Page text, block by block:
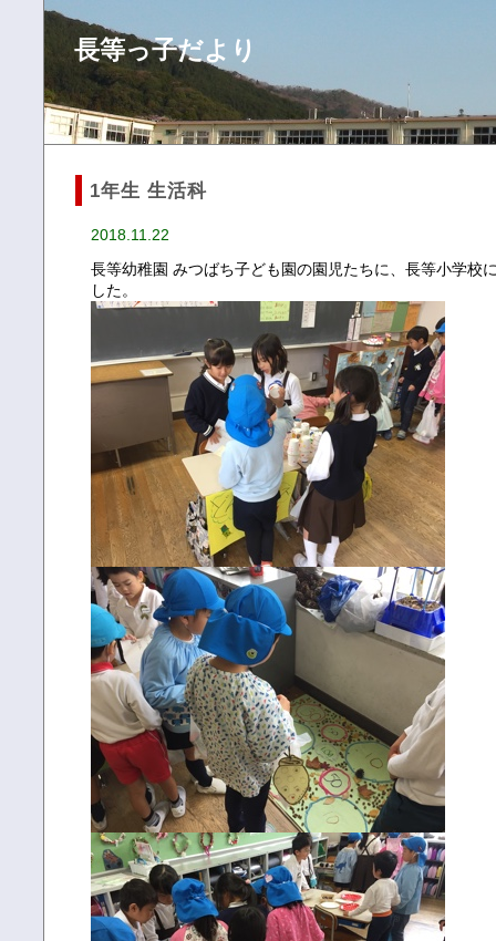
長等っ子だより
1年生 生活科
2018.11.22
長等幼稚園 みつばち子ども園の園児たちに、長等小学校
した。